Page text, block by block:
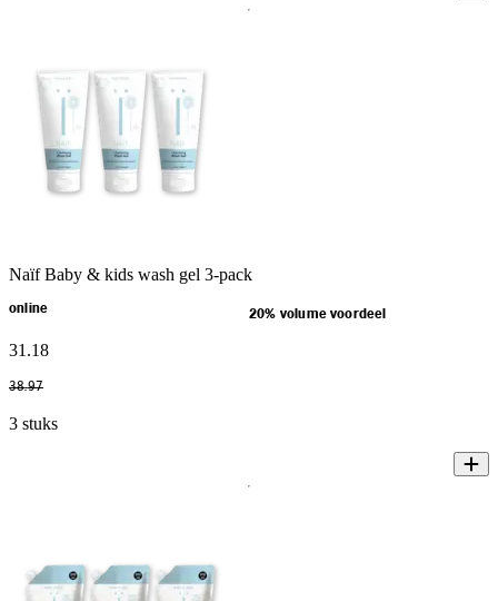
Naïf Baby & kids wash gel 3-pack
online 20% volume voordeel
31.18
38.97
3 stuks